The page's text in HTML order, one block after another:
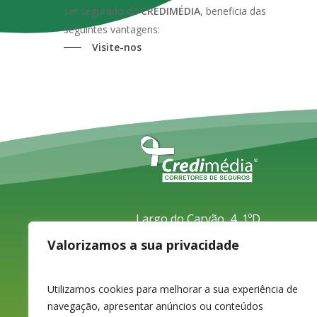
Valorizamos a sua privacidade
Utilizamos cookies para melhorar a sua experiência de
navegação, apresentar anúncios ou conteúdos
ser segurado daCREDIMÉDIA, beneficia das
seguintes vantagens:
Visite-nos
Largo do Carvão, 4, 1ºD
233 426 925